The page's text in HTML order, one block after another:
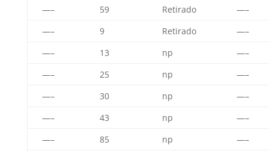
—–
59 Retirado
—–
—–
9 Retirado
—–
—–
13 np
—–
—–
25 np
—–
—–
30 np
—–
—–
43 np
—–
—–
85 np —–